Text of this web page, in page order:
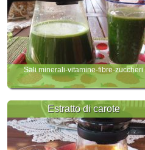
Sali minerali-vitamine-fibre-zuccheri
Estratto di carote